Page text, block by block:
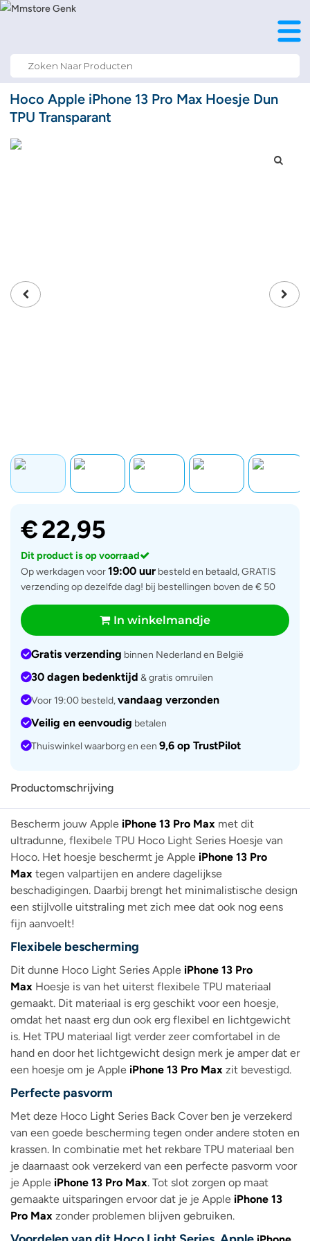
Hoco Apple iPhone 13 Pro Max Hoesje Dun
TPU Transparant
€22,95
Dit product is op voorraad
Op werkdagen voor19:00 uur besteld en betaald, GRATIS
verzending op dezelfde dag! bij bestellingen boven de € 50
In winkelmandje
Gratis verzending binnen Nederland en België
30 dagen bedenktijd & gratis omruilen
Voor 19:00 besteld,vandaag verzonden
Veilig en eenvoudig betalen
Thuiswinkel waarborg en een 9,6 op TrustPilot
Productomschrijving
Bescherm jouw Apple iPhone 13 Pro Max met dit
ultradunne, flexibele TPU Hoco Light Series Hoesje van
Hoco. Het hoesje beschermt je Apple iPhone 13 Pro
Max tegen valpartijen en andere dagelijkse
beschadigingen. Daarbij brengt het minimalistische design
een stijlvolle uitstraling met zich mee dat ook nog eens
fijn aanvoelt!
Flexibele bescherming
Dit dunne Hoco Light Series Apple iPhone 13 Pro
Max Hoesje is van het uiterst flexibele TPU materiaal
gemaakt. Dit materiaal is erg geschikt voor een hoesje,
omdat het naast erg dun ook erg flexibel en lichtgewicht
is. Het TPU materiaal ligt verder zeer comfortabel in de
hand en door het lichtgewicht design merk je amper dat er
een hoesje om je Apple iPhone 13 Pro Max zit bevestigd.
Perfecte pasvorm
Met deze Hoco Light Series Back Cover ben je verzekerd
van een goede bescherming tegen onder andere stoten en
krassen. In combinatie met het rekbare TPU materiaal ben
je daarnaast ook verzekerd van een perfecte pasvorm voor
je Apple iPhone 13 Pro Max. Tot slot zorgen op maat
gemaakte uitsparingen ervoor dat je je Apple iPhone 13
Pro Max zonder problemen blijven gebruiken.